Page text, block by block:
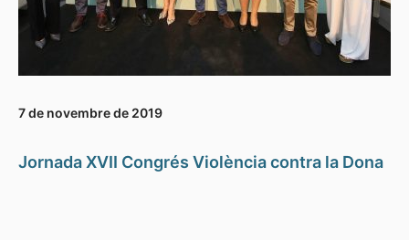
7 de novembre de 2019
Jornada XVII Congrés Violència contra la Dona